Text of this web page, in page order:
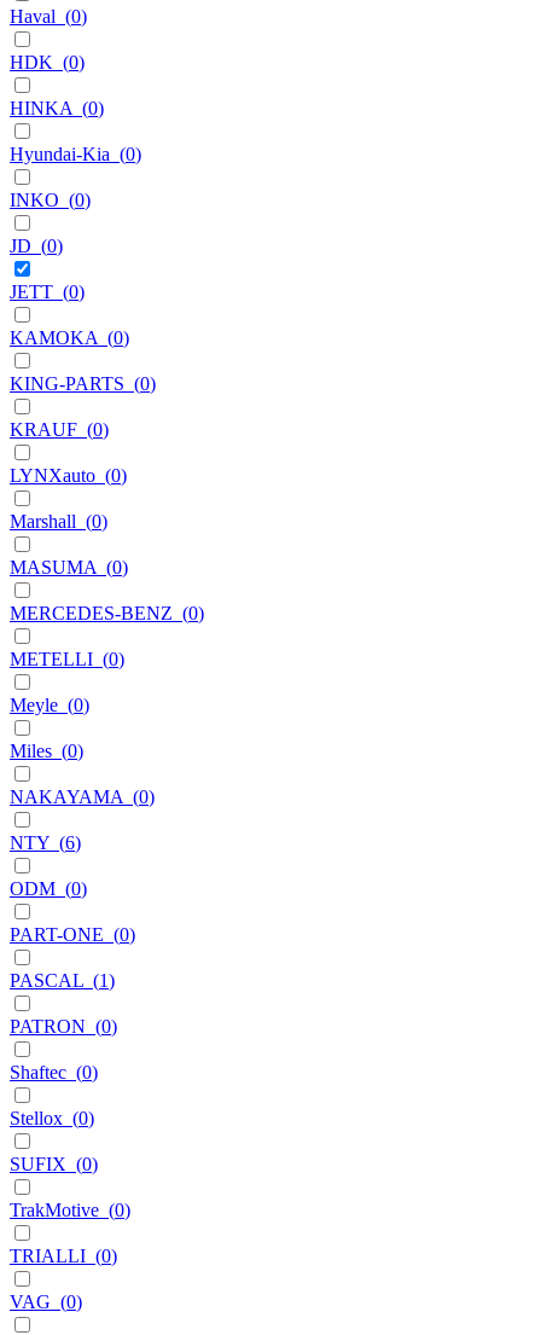
Haval (0)
HDK (0)
HINKA (0)
Hyundai-Kia (0)
INKO (0)
JD (0)
JETT (0)
KAMOKA (0)
KING-PARTS (0)
KRAUF (0)
LYNXauto (0)
Marshall (0)
MASUMA (0)
MERCEDES-BENZ (0)
METELLI (0)
Meyle (0)
Miles (0)
NAKAYAMA (0)
NTY (6)
ODM (0)
PART-ONE (0)
PASCAL (1)
PATRON (0)
Shaftec (0)
Stellox (0)
SUFIX (0)
TrakMotive (0)
TRIALLI (0)
VAG (0)